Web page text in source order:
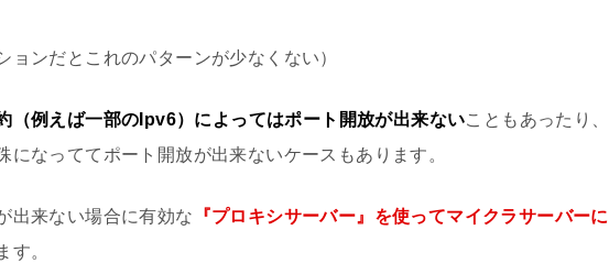
ョンだとこれのパターンが少なくない）
（例えば一部のIpv6）によってはポート開放が出来ないこともあったり、
になっててポート開放が出来ないケースもあります。
出来ない場合に有効な 『プロキシサーバー』を使ってマイクラサーバーに
す。